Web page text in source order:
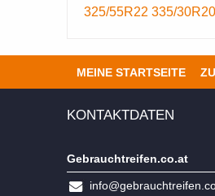
325/55R22 335/30R20
MEINE STARTSEITE
KONTAKTDATEN
Gebrauchtreifen.co.at